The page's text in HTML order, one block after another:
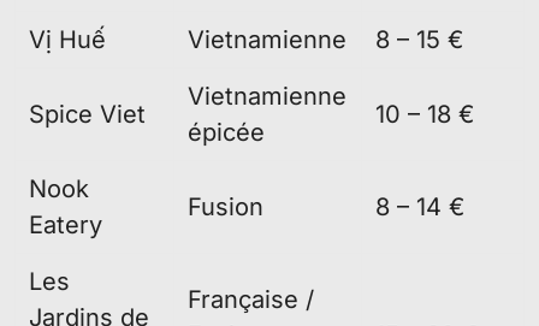
Vị Huế
Vietnamienne 8 – 15 €
Spice Viet
Vietnamienne
épicée
10 – 18 €
Nook
Eatery
Fusion 8 – 14 €
Les
Jardins de
Française /